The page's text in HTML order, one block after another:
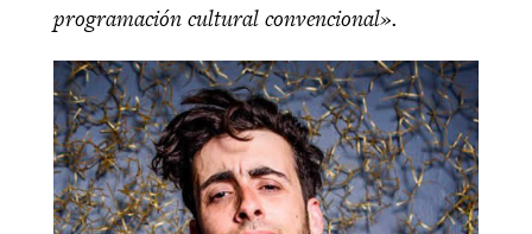
programación cultural convencional».